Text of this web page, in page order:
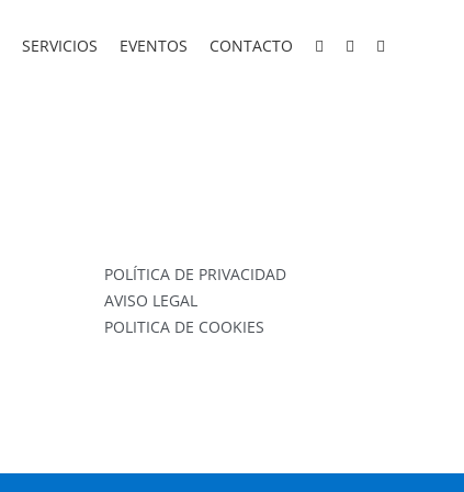
SERVICIOS EVENTOS CONTACTO
POLÍTICA DE PRIVACIDAD
AVISO LEGAL
POLITICA DE COOKIES